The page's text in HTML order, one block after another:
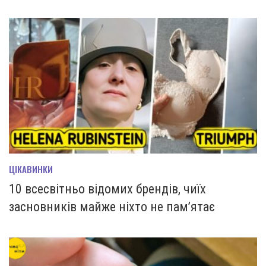
ЦІКАВИНКИ
10 всесвітньо відомих брендів, чиїх
засновників майже ніхто не пам’ятає